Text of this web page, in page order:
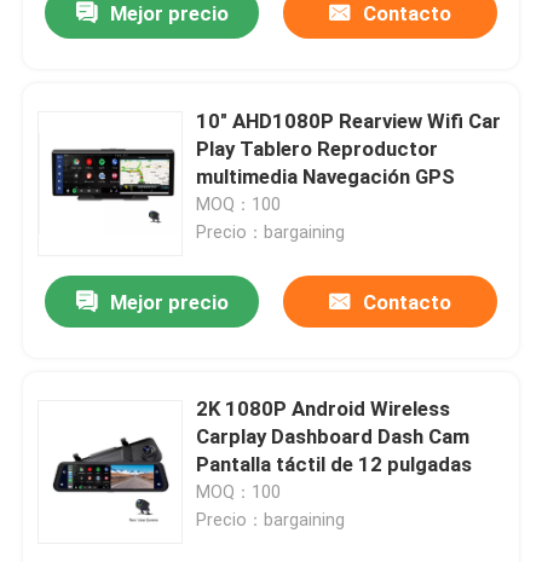
Mejor precio Contacto
10" AHD1080P Rearview Wifi Car
Play Tablero Reproductor
multimedia Navegación GPS
MOQ：100
Precio：bargaining
Mejor precio Contacto
2K 1080P Android Wireless
Carplay Dashboard Dash Cam
Pantalla táctil de 12 pulgadas
MOQ：100
Precio：bargaining